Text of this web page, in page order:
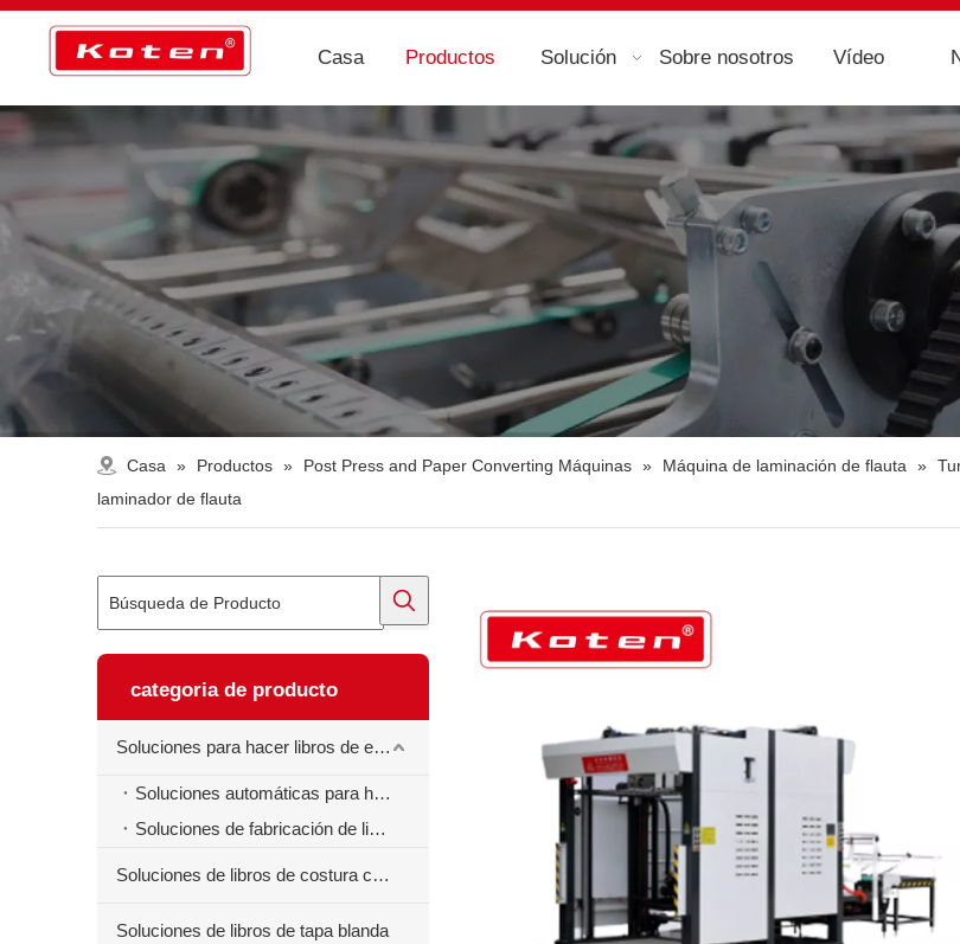
Casa Productos Solución Sobre nosotros Vídeo
Casa » Productos » Post Press and Paper Converting Máquinas » Máquina de laminación de flauta »
laminador de flauta
categoria de producto
Soluciones para hacer libros de ejercicios
Soluciones automáticas para hacer libros de ejercicios
Soluciones de fabricación de libros de ejercicios semiautomáticos
Soluciones de libros de costura centrales
Soluciones de libros de tapa blanda